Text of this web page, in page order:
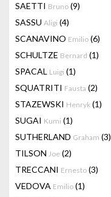
SAETTI Bruno (9)
SASSU Aligi (4)
SCANAVINO Emilio (6)
SCHULTZE Bernard (1)
SPACAL Luigi (1)
SQUATRITI Fausta (2)
STAZEWSKI Henryk (1)
SUGAI Kumi (1)
SUTHERLAND Graham (3)
TILSON Joe (2)
TRECCANI Ernesto (3)
VEDOVA Emilio (1)